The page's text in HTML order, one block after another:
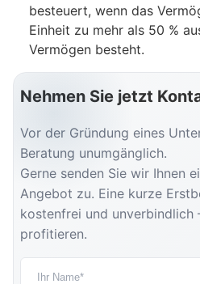
besteuert, wenn das
Einheit zu mehr als 50 %
Vermögen besteht.
Nehmen Sie jetzt
Vor der Gründung eines
Beratung unumgänglich.
Gerne senden Sie wir Ihnen
Angebot zu. Eine kurze
kostenfrei und unverbindlich
profitieren.